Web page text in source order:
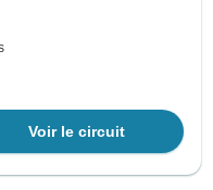
Voir le circuit